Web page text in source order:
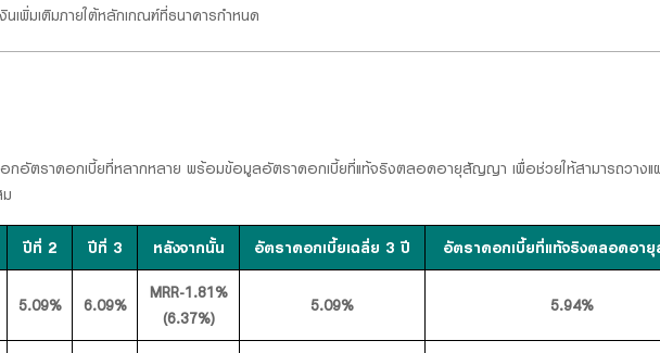
เพิ่มเติมภายใต้หลักเกณฑ์ที่ธนาคารกำหนด
อกอัตราดอกเบี้ยที่หลากหลาย พร้อมข้อมูลอัตราดอกเบี้ยที่แท้จริงตลอดอายุสัญญา เพื่อช่วยให้สามารถวางแ
ม
ปีที่ 2 ปีที่ 3 หลังจากนั้น อัตราดอกเบี้ยเฉลี่ย 3 ปี อัตราดอกเบี้ยที่แท้จริงตลอดอา
5.09% 6.09%
MRR-1.81%
(6.37%)
5.09% 5.94%